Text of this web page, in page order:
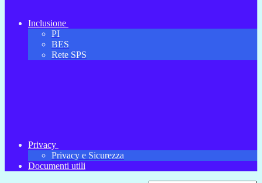
Inclusione
PI
BES
Rete SPS
Privacy
Privacy e Sicurezza
Documenti utili